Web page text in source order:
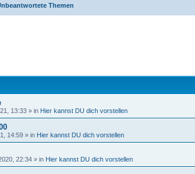
Themen
13:33 » in Hier kannst DU dich vorstellen
14:59 » in Hier kannst DU dich vorstellen
22:34 » in Hier kannst DU dich vorstellen